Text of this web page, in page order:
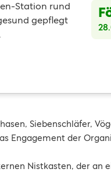
Station rund
gepflegt
Siebenschläfer,
Engagement der